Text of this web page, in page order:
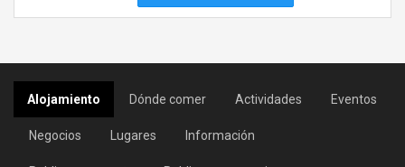
Alojamiento Dónde comer Actividades Eventos
Negocios Lugares Información